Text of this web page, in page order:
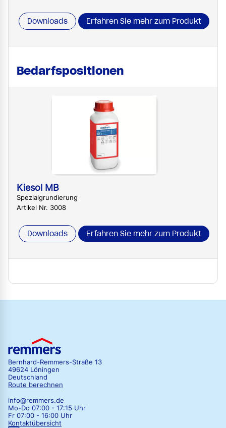
Downloads Erfahren Sie mehr zum Produkt
Bedarfspositionen
Kiesol MB
Spezialgrundierung
Artikel Nr. 3008
Downloads Erfahren Sie mehr zum Produkt
Bernhard-Remmers-Straße 13
49624 Löningen
Deutschland
Route berechnen
info@remmers.de
Mo-Do 07:00 - 17:15 Uhr
Fr 07:00 - 16:00 Uhr
Kontaktübersicht